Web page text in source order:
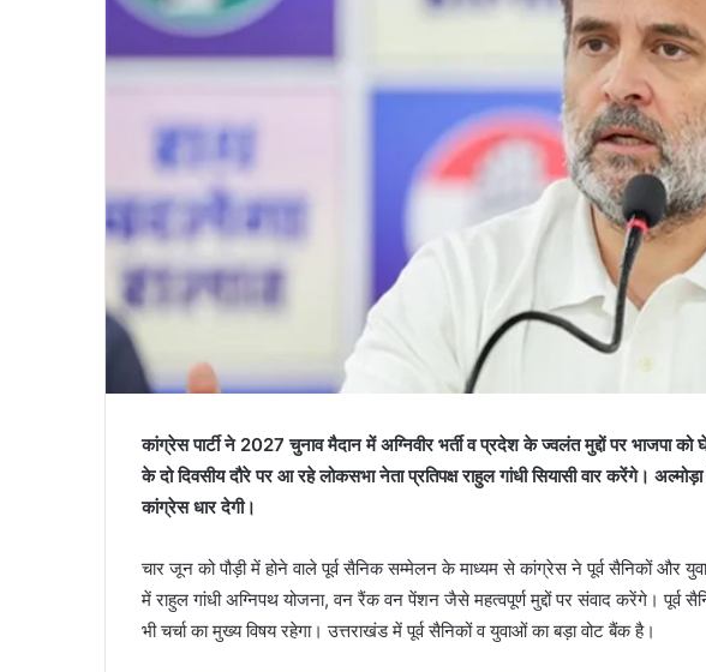
कांग्रेस पार्टी ने 2027 चुनाव मैदान में अग्निवीर भर्ती व प्रदेश के ज्वलंत मुद्दों पर भाजपा को
के दो दिवसीय दौरे पर आ रहे लोकसभा नेता प्रतिपक्ष राहुल गांधी सियासी वार करेंगे।
कांग्रेस धार देगी।
चार जून को पौड़ी में होने वाले पूर्व सैनिक सम्मेलन के माध्यम से कांग्रेस ने पूर्व सैनिकों और
में राहुल गांधी अग्निपथ योजना, वन रैंक वन पेंशन जैसे महत्वपूर्ण मुद्दों पर संवाद करेंगे। पूर्व
भी चर्चा का मुख्य विषय रहेगा। उत्तराखंड में पूर्व सैनिकों व युवाओं का बड़ा वोट बैंक है।